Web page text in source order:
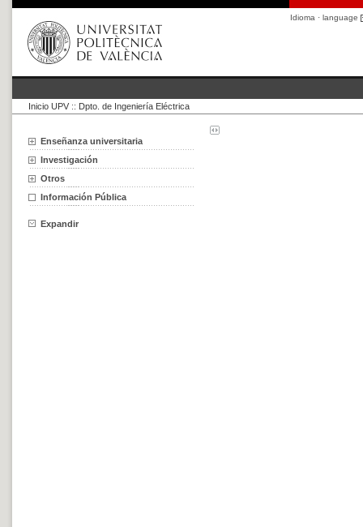
Idioma · language
Inicio UPV :: Dpto. de Ingeniería Eléctrica
Enseñanza universitaria
Investigación
Otros
Información Pública
Expandir